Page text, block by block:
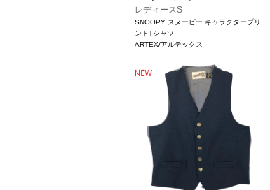
レディースS
SNOOPY スヌーピー キャラクタープリ
ントTシャツ
ARTEX/アルテックス